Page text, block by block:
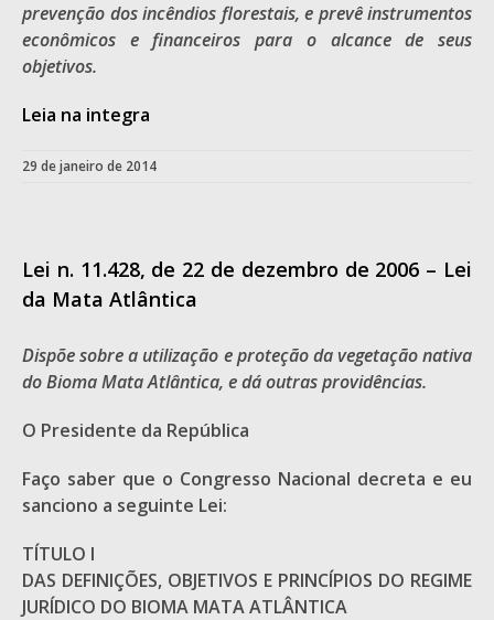
prevenção dos incêndios florestais, e prevê instrumentos
econômicos e financeiros para o alcance de seus
objetivos.
Leia na integra
29 de janeiro de 2014
Lei n. 11.428, de 22 de dezembro de 2006 – Lei
da Mata Atlântica
Dispõe sobre a utilização e proteção da vegetação nativa
doBioma Mata Atlântica, e dá outras providências.
O Presidente da República
Faço saber que o Congresso Nacional decreta e eu
sanciono a seguinte Lei:
TÍTULO I
DAS DEFINIÇÕES, OBJETIVOS E PRINCÍPIOS DO REGIME
JURÍDICO DO BIOMA MATA ATLÂNTICA